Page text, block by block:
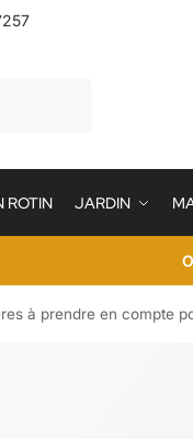
ROTIN JARDIN
à prendre en compte